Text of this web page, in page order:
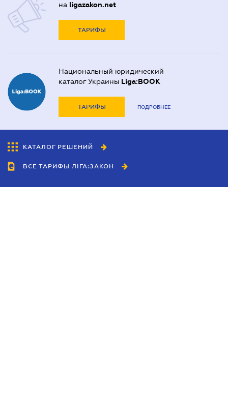
на ligazakon.net
ТАРИФЫ
Национальный юридический
каталог Украины Liga:BOOK
ТАРИФЫ ПОДРОБНЕЕ
КАТАЛОГ РЕШЕНИЙ
ВСЕ ТАРИФЫ ЛІГА:ЗАКОН